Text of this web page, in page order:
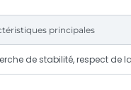
principales
de stabilité, respect de